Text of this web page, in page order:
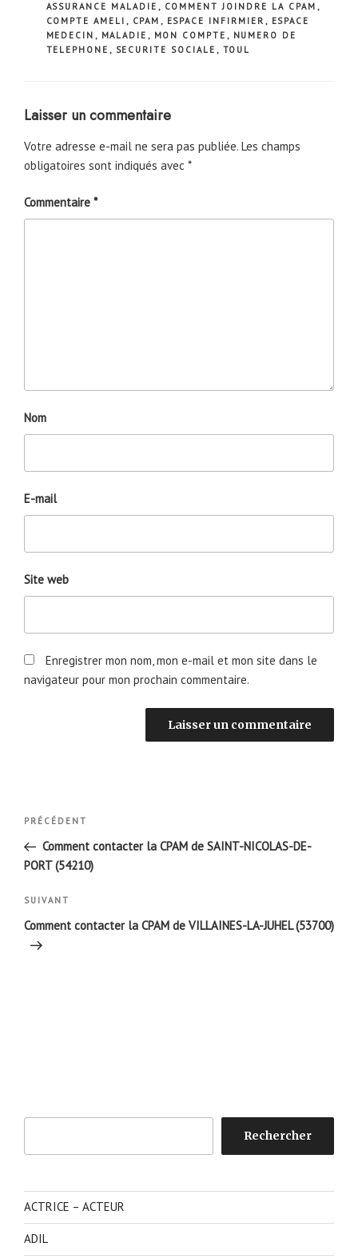
ASSURANCE MALADIE , COMMENT JOINDRE LA CPAM ,
COMPTE AMELI , CPAM , ESPACE INFIRMIER , ESPACE
MEDECIN , MALADIE , MON COMPTE , NUMERO DE
TELEPHONE , SECURITE SOCIALE , TOUL
Laisser un commentaire
Votre adresse e-mail ne sera pas publiée. Les champs
obligatoires sont indiqués avec *
Commentaire *
Nom
E-mail
Site web
Enregistrer mon nom, mon e-mail et mon site dans le
navigateur pour mon prochain commentaire.
Navigation
l’article
Article
précédent
PRÉCÉDENT
Comment contacter la CPAM de SAINT-NICOLAS-DE-
PORT (54210)
Article
suivant
SUIVANT
Comment contacter la CPAM de VILLAINES-LA-JUHEL (53700)
Rechercher
ACTRICE – ACTEUR
ADIL